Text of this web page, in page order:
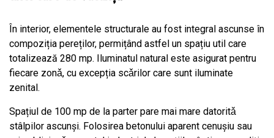
În interior, elementele structurale au fost integral ascunse în
compoziția pereților, permițând astfel un spațiu util care
totalizează 280 mp. Iluminatul natural este asigurat pentru
fiecare zonǎ, cu excepția scǎrilor care sunt iluminate
zenital.
Spațiul de 100 mp de la parter pare mai mare datoritǎ
stâlpilor ascunşi. Folosirea betonului aparent cenuşiu sau